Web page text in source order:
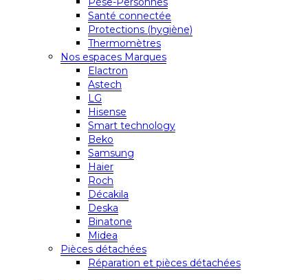
Santé connectée
Protections (hygiène)
Thermomètres
Nos espaces Marques
Elactron
Astech
LG
Hisense
Smart technology
Beko
Samsung
Haier
Roch
Décakila
Deska
Binatone
Midea
Pièces détachées
Réparation et pièces détachées